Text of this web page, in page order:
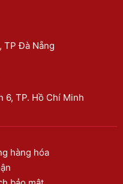
TP Đà Nẵng
6, TP. Hồ Chí Minh
hàng hóa